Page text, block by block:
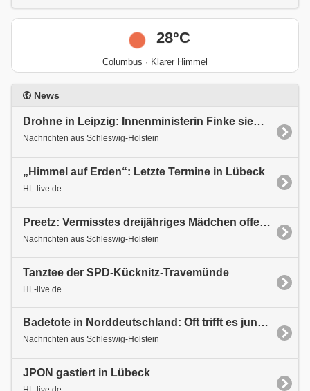
28°C
Columbus · Klarer Himmel
News
Drohne in Leipzig: Innenministerin Finke sieht neue Eskalationsstufe
Nachrichten aus Schleswig-Holstein
„Himmel auf Erden“: Letzte Termine in Lübeck
HL-live.de
Preetz: Vermisstes dreijähriges Mädchen offenbar tot aufgefunden
Nachrichten aus Schleswig-Holstein
Tanztee der SPD-Kücknitz-Travemünde
HL-live.de
Badetote in Norddeutschland: Oft trifft es junge Männer und Senioren
Nachrichten aus Schleswig-Holstein
JPON gastiert in Lübeck